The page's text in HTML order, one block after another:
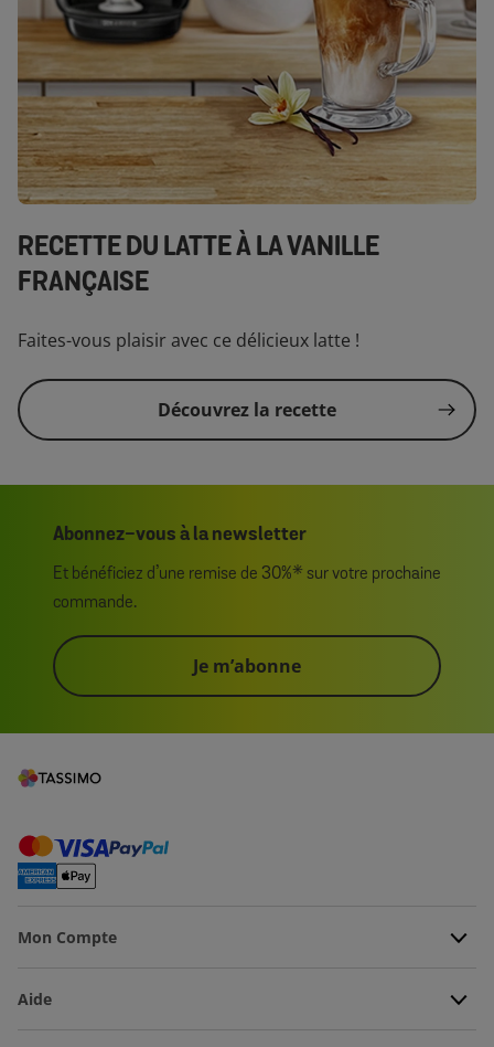
RECETTE DU LATTE À LA VANILLE
FRANÇAISE
Faites-vous plaisir avec ce délicieux latte !
Découvrez la recette
Abonnez-vous à la newsletter
Et bénéficiez d’une remise de 30%* sur votre prochaine
commande.
Je m’abonne
Mon Compte
Aide